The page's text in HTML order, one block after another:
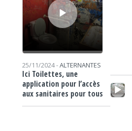
25/11/2024 -ALTERNANTES
Ici Toilettes, une
application pour l’accès
aux sanitaires pour tous
Lecteur audio